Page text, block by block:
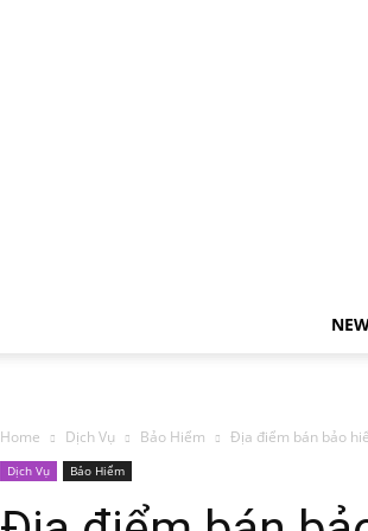
Home Dịch Vụ Bảo Hiểm Địa điểm bán bảo
Dịch Vụ Bảo Hiểm